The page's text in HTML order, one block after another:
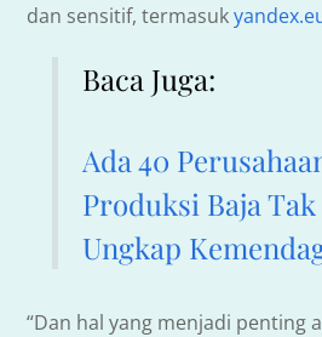
dan sensitif, termasuk
Baca Juga:
Ada 40
Produksi Baja Tak
Ungkap
“Dan hal yang menjadi penting